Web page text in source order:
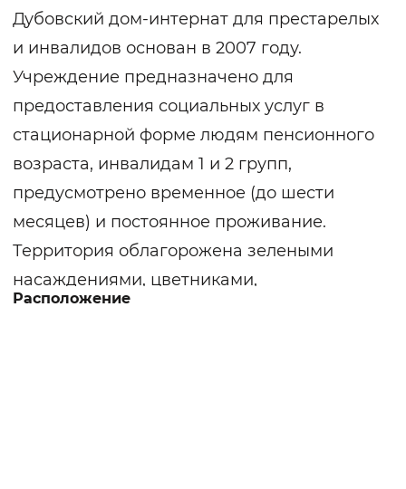
Дубовский дом-интернат для престарелых
и инвалидов основан в 2007 году.
Учреждение предназначено для
предоставления социальных услуг в
стационарной форме людям пенсионного
возраста, инвалидам 1 и 2 групп,
предусмотрено временное (до шести
месяцев) и постоянное проживание.
Территория облагорожена зелеными
насаждениями, цветниками,
прогулочными зонами. Проживающие
Расположение